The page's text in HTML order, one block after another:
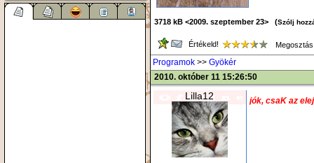
3718 kB <2009. szeptember 23> (Szólj
Értékeld!
Programok >> Gyökér
2010. október 11 15:26:50
Lilla12 jók, csaK az